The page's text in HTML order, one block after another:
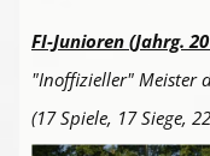
FI-Junioren (Jahrg.
"Inoffizieller" Meister
(17 Spiele, 17 Siege,